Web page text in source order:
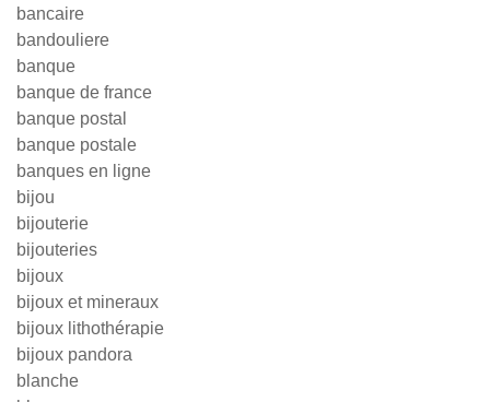
bancaire
bandouliere
banque
banque de france
banque postal
banque postale
banques en ligne
bijou
bijouterie
bijouteries
bijoux
bijoux et mineraux
bijoux lithothérapie
bijoux pandora
blanche